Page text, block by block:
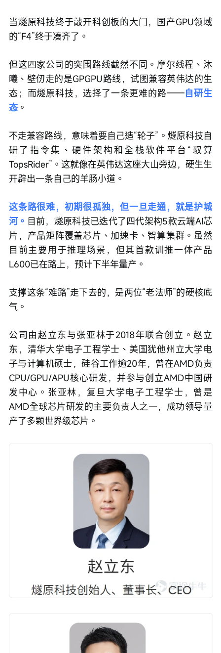
当燧原科技终于敲开科创板的大门，国产GPU领域
的“F4”终于凑齐了。
但这四家公司的突围路线截然不同。摩尔线程、沐
曦、壁仞走的是GPGPU路线，试图兼容英伟达的生
态；而燧原科技，选择了一条更难的路——自研生
态 。
不走兼容路线，意味着要自己造“轮子”。燧原科技自
研了指令集、硬件架构和全栈软件平台“驭算
TopsRider”。这就像在英伟达这座大山旁边，硬生生
开辟出一条自己的羊肠小道。
这条路很难，初期很孤独，但一旦走通，就是护城
河。 目前，燧原科技已迭代了四代架构5款云端AI芯
片，产品矩阵覆盖芯片、加速卡、智算集群。虽然
目前主要用于推理场景，但其首款训推一体产品
L600已在路上，预计下半年量产。
支撑这条“难路”走下去的，是两位“老法师”的硬核底
气。
公司由赵立东与张亚林于2018年联合创立。赵立
东，清华大学电子工程学士、美国犹他州立大学电
子与计算机硕士，硅谷工作逾20年，曾在AMD负责
CPU/GPU/APU核心研发，并参与创立AMD中国研
发中心。张亚林，复旦大学电子工程学士，曾是
AMD全球芯片研发的主要负责人之一，成功领导量
产了多颗世界级芯片。